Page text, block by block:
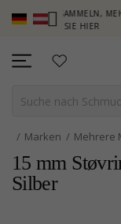
SAMMELN, MEHR SEHEN –
SIE HIER
Marken Mehrere
15 mm
Silber